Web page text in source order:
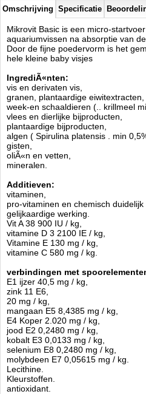
Kleurstoffen.
Analyse:
ruw eiwit 48,0%,
ruw vet 8,0%,
vocht 6,0%.
Inhoud:50ml.
Tevens verkrijgbaar:
Mikrovit Basic
Mikroviit Vegetable
Mikrovit High Protein
Mikrovit Spirulina
direct op het wateroppervlak of roer
aquariumwater en giet de oplossing in
Tropical
Manufactured by:Tropical
Model:TRA-001
Product ID:5900469776025
4.7108 3.98 3.98 Available from:
Omschrijving Specificatie
Mikrovit Basic is een micro-
aquariumvissen na absorptie van
Door de fijne poedervorm is het
hele kleine baby visjes
IngrediÃ«nten:
vis en derivaten vis,
granen, plantaardige eiwitextracten,
week-en schaaldieren (.. krillmeel
vlees en dierlijke bijproducten,
plantaardige bijproducten,
algen ( Spirulina platensis . min
gisten,
oliÃ«n en vetten,
mineralen.
Additieven:
vitaminen,
pro-vitaminen en chemisch
gelijkaardige werking.
Vit A 38 900 IU / kg,
vitamine D 3 2100 IE / kg,
Vitamine E 130 mg / kg,
vitamine C 580 mg / kg.
verbindingen met
E1 ijzer 40,5 mg / kg,
zink 11 E6,
20 mg / kg,
mangaan E5 8,4385 mg / kg,
E4 Koper 2.020 mg / kg,
jood E2 0,2480 mg / kg,
kobalt E3 0,0133 mg / kg,
selenium E8 0,2480 mg / kg,
molybdeen E7 0,05615 mg / kg.
Lecithine.
Kleurstoffen.
antioxidant.